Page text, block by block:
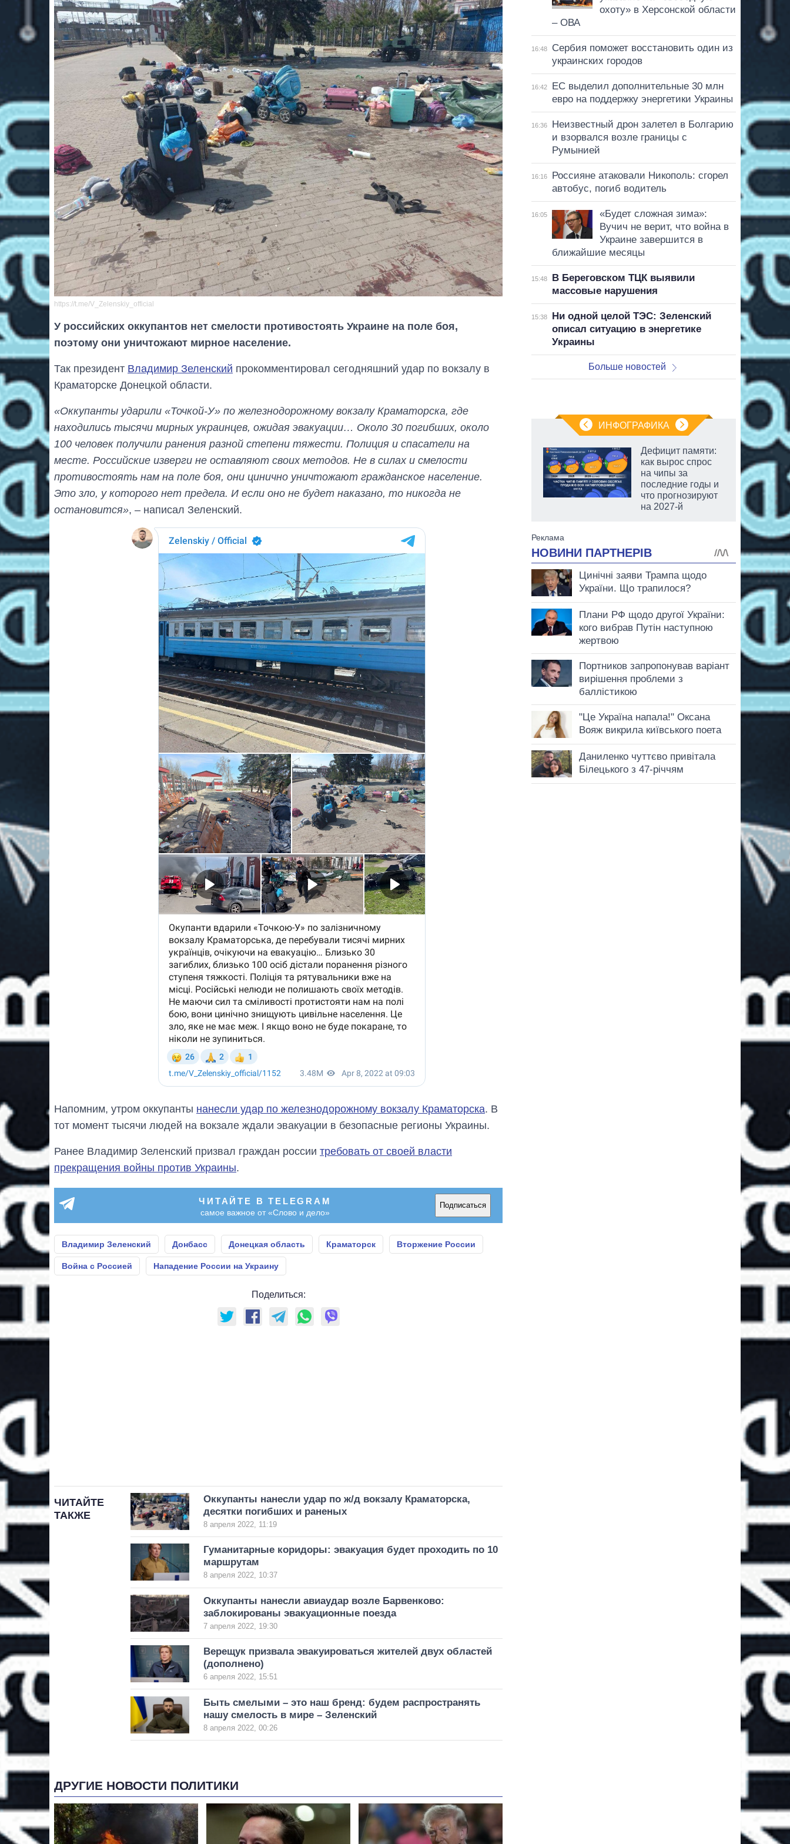
https://t.me/V_Zelenskiy_official
У российских оккупантов нет смелости противостоять Украине на поле боя,
поэтому они уничтожают мирное население.
Так президент Владимир Зеленский прокомментировал сегодняшний удар по вокзалу в
Краматорске Донецкой области.
«Оккупанты ударили «Точкой-У» по железнодорожному вокзалу Краматорска, где
находились тысячи мирных украинцев, ожидая эвакуации… Около 30 погибших, около
100 человек получили ранения разной степени тяжести. Полиция и спасатели на
месте. Российские изверги не оставляют своих методов. Не в силах и смелости
противостоять нам на поле боя, они цинично уничтожают гражданское население.
Это зло, у которого нет предела. И если оно не будет наказано, то никогда не
остановится», – написал Зеленский.
Напомним, утром оккупанты нанесли удар по железнодорожному вокзалу Краматорска. В
тот момент тысячи людей на вокзале ждали эвакуации в безопасные регионы Украины.
Ранее Владимир Зеленский призвал граждан россии требовать от своей власти
прекращения войны против Украины.
ЧИТАЙТЕ В TELEGRAM
самое важное от «Слово и дело»
Подписаться
Владимир Зеленский Донбасс Донецкая область Краматорск Вторжение России
Война с Россией Нападение России на Украину
Поделиться:
ЧИТАЙТЕ
ТАКЖЕ
Оккупанты нанесли удар по ж/д вокзалу Краматорска,
десятки погибших и раненых
8 апреля 2022, 11:19
Гуманитарные коридоры: эвакуация будет проходить по 10
маршрутам
8 апреля 2022, 10:37
Оккупанты нанесли авиаудар возле Барвенково:
заблокированы эвакуационные поезда
7 апреля 2022, 19:30
Верещук призвала эвакуироваться жителей двух областей
(дополнено)
6 апреля 2022, 15:51
Быть смелыми – это наш бренд: будем распространять
нашу смелость в мире – Зеленский
8 апреля 2022, 00:26
ДРУГИЕ НОВОСТИ ПОЛИТИКИ
охоту» в Херсонской области
– ОВА
16:48
Сербия поможет восстановить один из
украинских городов
16:42
ЕС выделил дополнительные 30 млн
евро на поддержку энергетики Украины
16:36
Неизвестный дрон залетел в Болгарию
и взорвался возле границы с
Румынией
16:16
Россияне атаковали Никополь: сгорел
автобус, погиб водитель
16:05
«Будет сложная зима»:
Вучич не верит, что война в
Украине завершится в
ближайшие месяцы
15:48
В Береговском ТЦК выявили
массовые нарушения
15:38
Ни одной целой ТЭС: Зеленский
описал ситуацию в энергетике
Украины
Больше новостей
ИНФОГРАФИКА
Восемь
массированных
ударов по Украине
область стали
Дефицит памяти:
как вырос спрос
на чипы за
последние годы и
что прогнозируют
на 2027-й